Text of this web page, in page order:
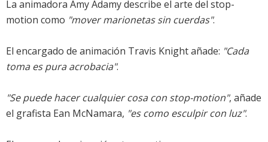
La animadora Amy Adamy describe el arte del stop-
motion como "mover marionetas sin cuerdas".
El encargado de animación Travis Knight añade: "Cada
toma es pura acrobacia".
"Se puede hacer cualquier cosa con stop-motion", añade
el grafista Ean McNamara, "es como esculpir con luz".